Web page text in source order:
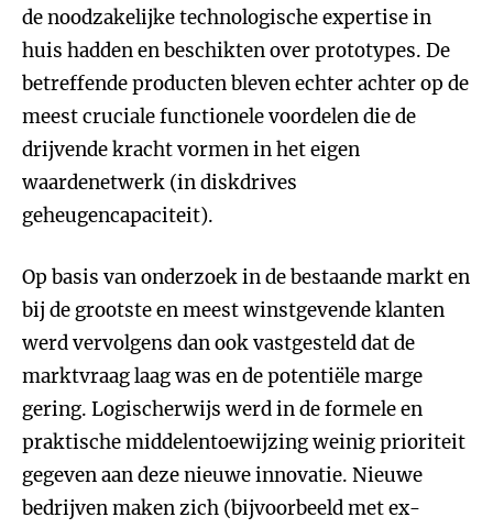
de noodzakelijke technologische expertise in
huis hadden en beschikten over prototypes. De
betreffende producten bleven echter achter op de
meest cruciale functionele voordelen die de
drijvende kracht vormen in het eigen
waardenetwerk (in diskdrives
geheugencapaciteit).
Op basis van onderzoek in de bestaande markt en
bij de grootste en meest winstgevende klanten
werd vervolgens dan ook vastgesteld dat de
marktvraag laag was en de potentiële marge
gering. Logischerwijs werd in de formele en
praktische middelentoewijzing weinig prioriteit
gegeven aan deze nieuwe innovatie. Nieuwe
bedrijven maken zich (bijvoorbeeld met ex-